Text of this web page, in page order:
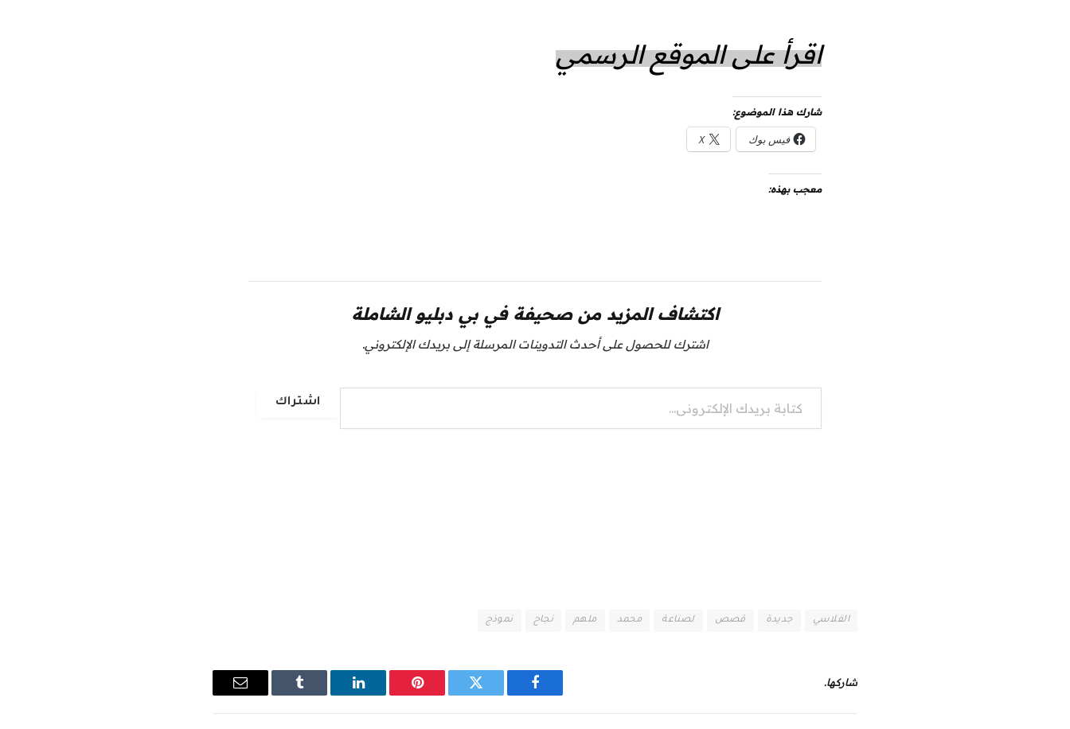
اقرأ على الموقع الرسمي
شارك هذا الموضوع:
فيس بوك X
معجب بهذه:
اكتشاف المزيد من صحيفة في بي دبليو الشاملة
اشترك للحصول على أحدث التدوينات المرسلة إلى بريدك الإلكتروني.
كتابة بريدك الإلكتروني...
اشتراك
الفلاسي جديدة قصص لصناعة محمد ملهم نجاح نموذج
شاركها.
فيسبوك تويتر بينتيريستلينكدإن Tumblr
البريد